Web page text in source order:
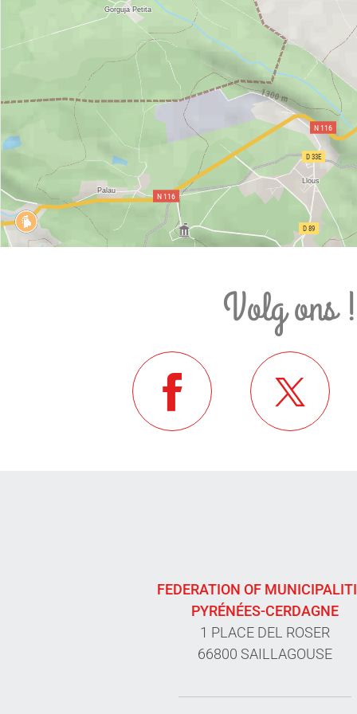
Volg ons !
FEDERATION OF
PYRÉNÉES-CERDAGNE
1 PLACE DEL ROSER
66800 SAILLAGOUSE